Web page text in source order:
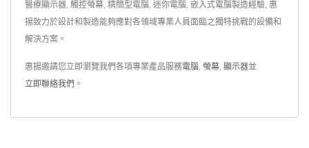
醫療顯示器, 觸控螢幕, 精簡型電腦, 迷你電腦, 嵌入式電腦製造經驗, 惠
揚致力於設計和製造能夠應對各領域專業人員面臨之獨特挑戰的設備和
解決方案。
惠揚邀請您立即瀏覽我們各項專業產品服務電腦 螢幕 顯示器並
立即聯絡我們 。